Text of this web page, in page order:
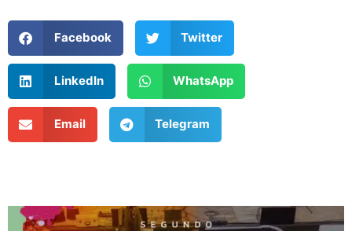
Facebook Twitter
LinkedIn WhatsApp
Email Telegram